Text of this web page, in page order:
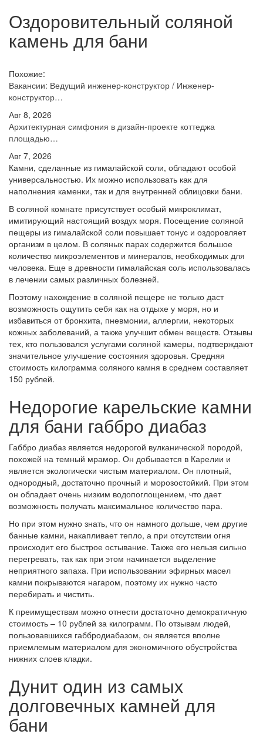
Оздоровительный соляной
камень для бани
Похожие:
Вакансии: Ведущий инженер-конструктор / Инженер-
конструктор…
Авг 8, 2026
Архитектурная симфония в дизайн-проекте коттеджа
площадью…
Авг 7, 2026
Камни, сделанные из гималайской соли, обладают особой
универсальностью. Их можно использовать как для
наполнения каменки, так и для внутренней облицовки бани.
В соляной комнате присутствует особый микроклимат,
имитирующий настоящий воздух моря. Посещение соляной
пещеры из гималайской соли повышает тонус и оздоровляет
организм в целом. В соляных парах содержится большое
количество микроэлементов и минералов, необходимых для
человека. Еще в древности гималайская соль использовалась
в лечении самых различных болезней.
Поэтому нахождение в соляной пещере не только даст
возможность ощутить себя как на отдыхе у моря, но и
избавиться от бронхита, пневмонии, аллергии, некоторых
кожных заболеваний, а также улучшит обмен веществ. Отзывы
тех, кто пользовался услугами соляной камеры, подтверждают
значительное улучшение состояния здоровья. Средняя
стоимость килограмма соляного камня в среднем составляет
150 рублей.
Недорогие карельские камни
для бани габбро диабаз
Габбро диабаз является недорогой вулканической породой,
похожей на темный мрамор. Он добывается в Карелии и
является экологически чистым материалом. Он плотный,
однородный, достаточно прочный и морозостойкий. При этом
он обладает очень низким водопоглощением, что дает
возможность получать максимальное количество пара.
Но при этом нужно знать, что он намного дольше, чем другие
банные камни, накапливает тепло, а при отсутствии огня
происходит его быстрое остывание. Также его нельзя сильно
перегревать, так как при этом начинается выделение
неприятного запаха. При использовании эфирных масел
камни покрываются нагаром, поэтому их нужно часто
перебирать и чистить.
К преимуществам можно отнести достаточно демократичную
стоимость – 10 рублей за килограмм. По отзывам людей,
пользовавшихся габбродиабазом, он является вполне
приемлемым материалом для экономичного обустройства
нижних слоев кладки.
Дунит один из самых
долговечных камней для
бани